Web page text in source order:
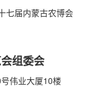
七届内蒙古农博会
组委会
伟业大厦10楼